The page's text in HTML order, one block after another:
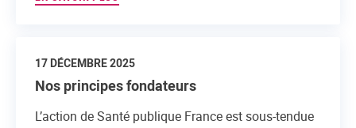
17 DÉCEMBRE 2025
Nos principes fondateurs
L’action de Santé publique France est sous-tendue